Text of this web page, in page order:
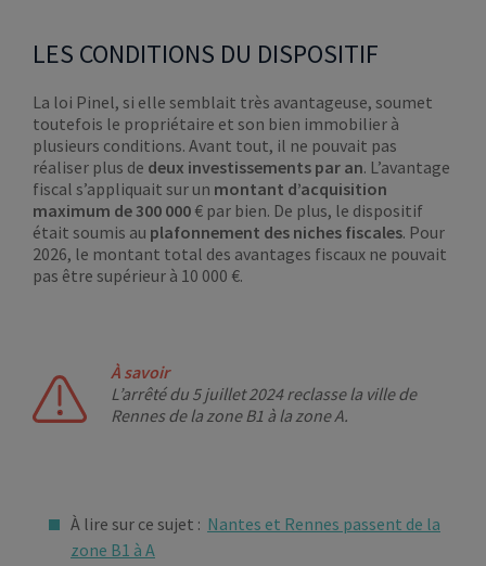
LES CONDITIONS DU DISPOSITIF
La loi Pinel, si elle semblait très avantageuse, soumet
toutefois le propriétaire et son bien immobilier à
plusieurs conditions. Avant tout, il ne pouvait pas
réaliser plus de deux investissements par an. L’avantage
fiscal s’appliquait sur un montant d’acquisition
maximum de 300 000 € par bien. De plus, le dispositif
était soumis au plafonnement des niches fiscales. Pour
2026, le montant total des avantages fiscaux ne pouvait
pas être supérieur à 10 000 €.
À savoir
L’arrêté du 5 juillet 2024 reclasse la ville de
Rennes de la zone B1 à la zone A.
À lire sur ce sujet : Nantes et Rennes passent de la
zone B1 à A